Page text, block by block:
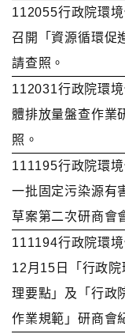
112055行政院環
召開「資源循環促
請查照。
112031行政院環
體排放量盤查作業
照。
111195行政院環
一批固定污染源有
草案第二次研商會
111194行政院環
12月15日「行政
理要點」及「行政
作業規範」研商會